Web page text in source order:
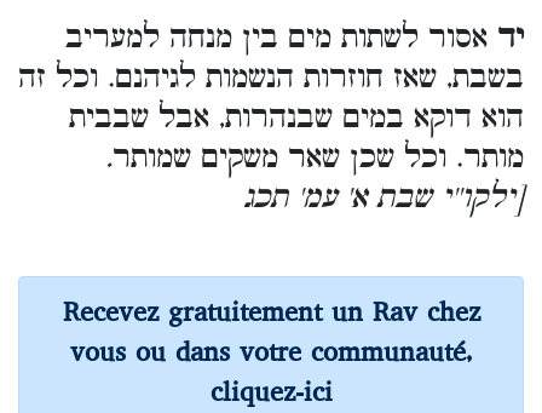
יד אסור לשתות מים בין מנחה למעריב
בשבת, שאז חוזרות הנשמות לגיהנם. וכל זה
הוא דוקא במים שבנהרות, אבל שבבית
מותר. וכל שכן שאר משקים שמותר.
[ילקו''י שבת א' עמ' תכג
Recevez gratuitement un Rav chez
vous ou dans votre communauté,
cliquez-ici